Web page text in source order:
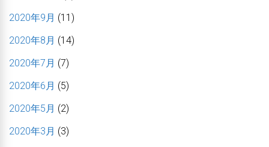
2020年9月 (11)
2020年8月 (14)
2020年7月 (7)
2020年6月 (5)
2020年5月 (2)
2020年3月 (3)